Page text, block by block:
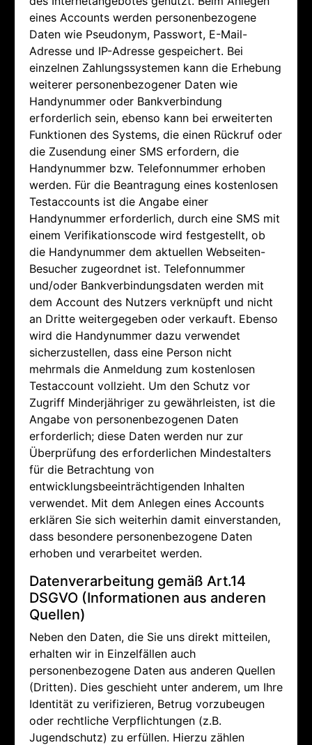
eines Accounts werden personenbezogene
Daten wie Pseudonym, Passwort, E-Mail-
Adresse und IP-Adresse gespeichert. Bei
einzelnen Zahlungssystemen kann die Erhebung
weiterer personenbezogener Daten wie
Handynummer oder Bankverbindung
erforderlich sein, ebenso kann bei erweiterten
Funktionen des Systems, die einen Rückruf oder
die Zusendung einer SMS erfordern, die
Handynummer bzw. Telefonnummer erhoben
werden. Für die Beantragung eines kostenlosen
Testaccounts ist die Angabe einer
Handynummer erforderlich, durch eine SMS mit
einem Verifikationscode wird festgestellt, ob
die Handynummer dem aktuellen Webseiten-
Besucher zugeordnet ist. Telefonnummer
und/oder Bankverbindungsdaten werden mit
dem Account des Nutzers verknüpft und nicht
an Dritte weitergegeben oder verkauft. Ebenso
wird die Handynummer dazu verwendet
sicherzustellen, dass eine Person nicht
mehrmals die Anmeldung zum kostenlosen
Testaccount vollzieht. Um den Schutz vor
Zugriff Minderjähriger zu gewährleisten, ist die
Angabe von personenbezogenen Daten
erforderlich; diese Daten werden nur zur
Überprüfung des erforderlichen Mindestalters
für die Betrachtung von
entwicklungsbeeinträchtigenden Inhalten
verwendet. Mit dem Anlegen eines Accounts
erklären Sie sich weiterhin damit einverstanden,
dass besondere personenbezogene Daten
erhoben und verarbeitet werden.
Datenverarbeitung gemäß Art.14
DSGVO (Informationen aus anderen
Quellen)
Neben den Daten, die Sie uns direkt mitteilen,
erhalten wir in Einzelfällen auch
personenbezogene Daten aus anderen Quellen
(Dritten). Dies geschieht unter anderem, um Ihre
Identität zu verifizieren, Betrug vorzubeugen
oder rechtliche Verpflichtungen (z.B.
Jugendschutz) zu erfüllen. Hierzu zählen